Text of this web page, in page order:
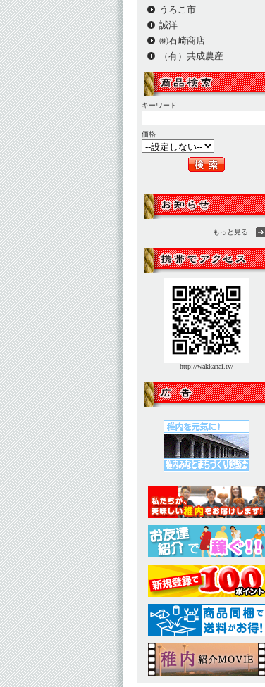
うろこ市
誠洋
㈱石崎商店
（有）共成農産
キーワード
価格
もっと見る
http://wakkanai.tv/